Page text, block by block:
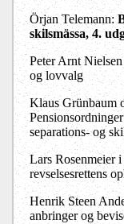
Örjan Telemann:
skilsmässa, 4.
Peter Arnt
og lovvalg
Klaus Grünbaum
separations- og
Lars Rosenmeier
revselsesrettens
Henrik Steen
anbringer og